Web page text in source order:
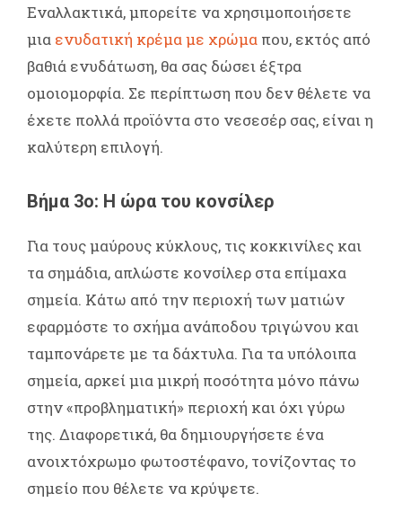
Εναλλακτικά, μπορείτε να χρησιμοποιήσετε
μια ενυδατική κρέμα με χρώμα που, εκτός από
βαθιά ενυδάτωση, θα σας δώσει έξτρα
ομοιομορφία. Σε περίπτωση που δεν θέλετε να
έχετε πολλά προϊόντα στο νεσεσέρ σας, είναι η
καλύτερη επιλογή.
Βήμα 3ο: Η ώρα του κονσίλερ
Για τους μαύρους κύκλους, τις κοκκινίλες και
τα σημάδια, απλώστε κονσίλερ στα επίμαχα
σημεία. Κάτω από την περιοχή των ματιών
εφαρμόστε το σχήμα ανάποδου τριγώνου και
ταμπονάρετε με τα δάχτυλα. Για τα υπόλοιπα
σημεία, αρκεί μια μικρή ποσότητα μόνο πάνω
στην «προβληματική» περιοχή και όχι γύρω
της. Διαφορετικά, θα δημιουργήσετε ένα
ανοιχτόχρωμο φωτοστέφανο, τονίζοντας το
σημείο που θέλετε να κρύψετε.